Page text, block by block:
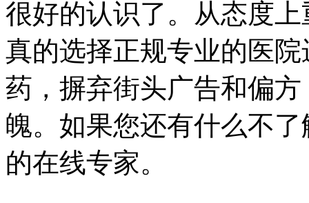
很好的认识了。从态度
真的选择正规专业的医
药，摒弃街头广告和偏
魄。如果您还有什么不
的在线专家。